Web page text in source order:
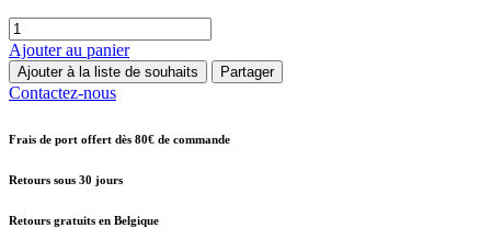
Ajouter au panier
Ajouter à la liste de souhaits Partager
Contactez-nous
Frais de port offert dès 80€ de commande
Retours sous 30 jours
Retours gratuits en Belgique